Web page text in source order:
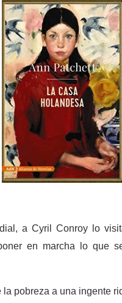
a Cyril Conroy lo
en marcha lo que
pobreza a una ingente